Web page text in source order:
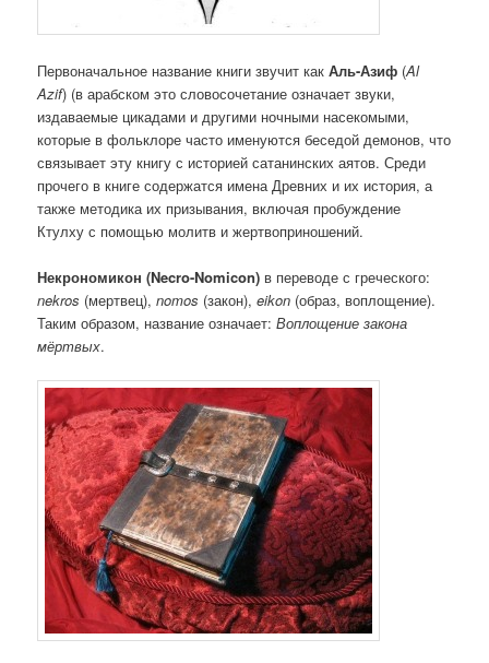
Первоначальное название книги звучит какАль-Азиф (Al
Azif) (в арабском это словосочетание означает звуки,
издаваемые цикадами и другими ночными насекомыми,
которые в фольклоре часто именуются беседой демонов, что
связывает эту книгу с историей сатанинских аятов. Среди
прочего в книге содержатся имена Древних и их история, а
также методика их призывания, включая пробуждение
Ктулху с помощью молитв и жертвоприношений.
Некрономикон (Necro-Nomicon) в переводе с греческого:
nekros (мертвец),nomos (закон),eikon (образ, воплощение).
Таким образом, название означает:Воплощение закона
мёртвых.